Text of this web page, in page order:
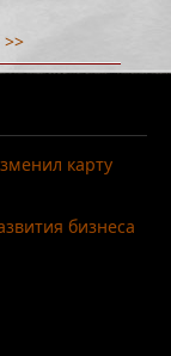
карту
бизнеса